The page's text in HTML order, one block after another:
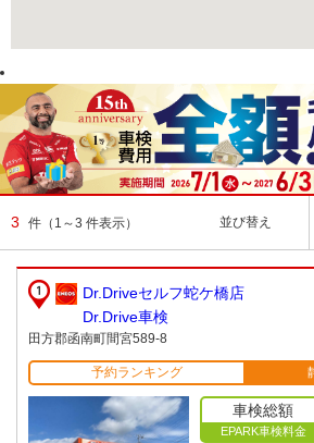
3 件 （1～3 件表示） 並び替え
Dr.Driveセルフ蛇ケ橋店
Dr.Drive車検
田方郡函南町間宮589-8
予約ランキング
車検総額
EPARK車検料金